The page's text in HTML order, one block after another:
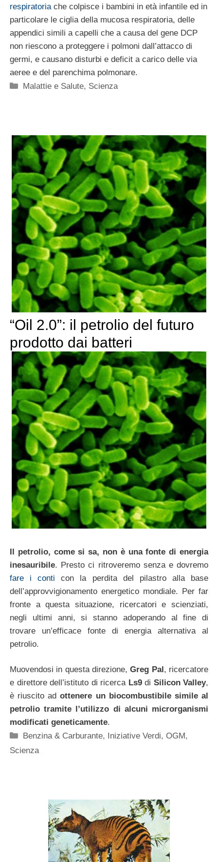
respiratoriache colpisce i bambini in età infantile ed in
particolare le ciglia della mucosa respiratoria, delle
appendici simili a capelli che a causa del gene DCP
non riescono a proteggere i polmoni dall’attacco di
germi, e causano disturbi e deficit a carico delle via
aeree e del parenchima polmonare.
Categorie
Malattie e Salute, Scienza
“Oil 2.0”: il petrolio del futuro
prodotto dai batteri
Il petrolio, come si sa, non è una fonte di energia
inesauribile. Presto ci ritroveremo senza e dovremo
fare i conti con la perdita del pilastro alla base
dell’approvvigionamento energetico mondiale. Per far
fronte a questa situazione, ricercatori e scienziati,
negli ultimi anni, si stanno adoperando al fine di
trovare un’efficace fonte di energia alternativa al
petrolio.
Muovendosi in questa direzione,Greg Pal , ricercatore
e direttore dell’istituto di ricerca Ls9di Silicon Valley,
è riuscito adottenere un biocombustibile simile al
petrolio tramite l’utilizzo di alcuni microrganismi
modificati geneticamente.
Categorie
Benzina & Carburante, Iniziative Verdi,OGM,
Scienza